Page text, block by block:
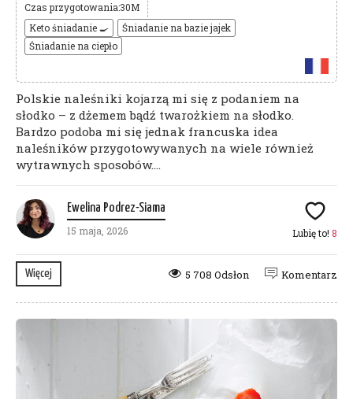
Czas przygotowania:30M
Keto śniadanie 🍳
Śniadanie na bazie jajek
Śniadanie na ciepło
Polskie naleśniki kojarzą mi się z podaniem na
słodko – z dżemem bądź twarożkiem na słodko.
Bardzo podoba mi się jednak francuska idea
naleśników przygotowywanych na wiele również
wytrawnych sposobów....
Ewelina Podrez-Siama
15 maja, 2026 Lubię to! 8
Więcej Komentarz
5 708 Odsłon